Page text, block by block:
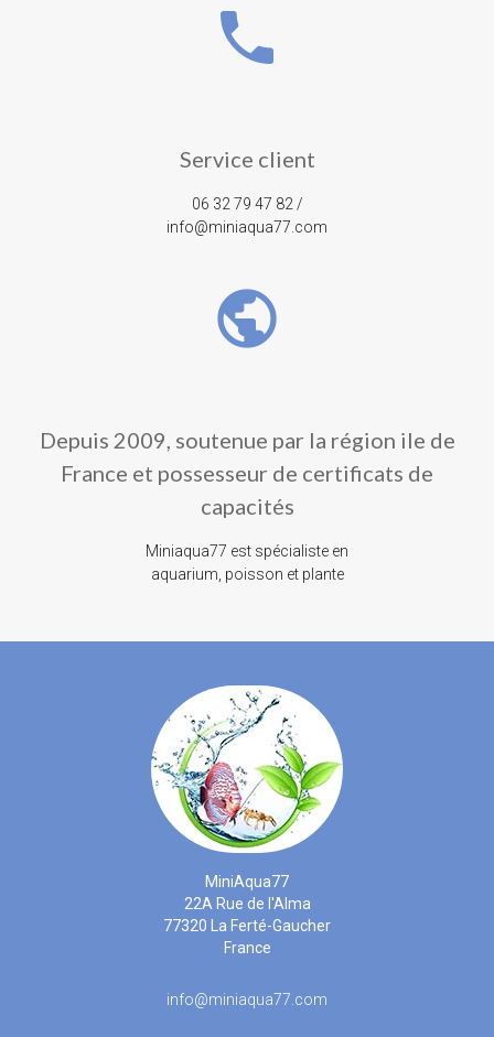
phone
Service client
06 32 79 47 82 /
info@miniaqua77.com
public
Depuis 2009, soutenue par la région ile de
France et possesseur de certificats de
capacités
Miniaqua77 est spécialiste en
aquarium, poisson et plante
MiniAqua77
22A Rue de l'Alma
77320 La Ferté-Gaucher
France
info@miniaqua77.com